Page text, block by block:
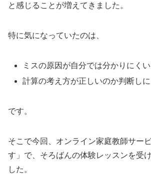
と感じることが増えてきました。
特に気になっていたのは、
ミスの原因が自分では分かりにくい
計算の考え方が正しいのか判断し
です。
そこで今回、オンライン家庭教師サー
す」で、そろばんの体験レッスンを受
した。